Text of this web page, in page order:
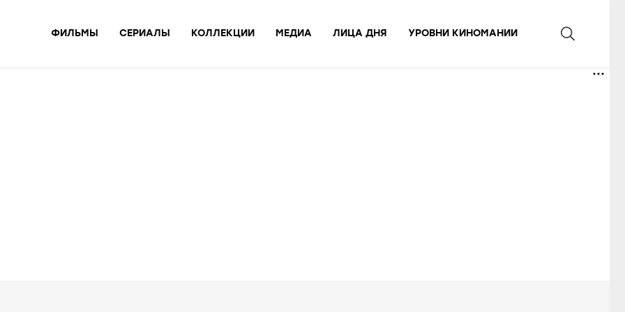
ФИЛЬМЫ СЕРИАЛЫ КОЛЛЕКЦИИ МЕДИА ЛИЦА ДНЯ УРОВНИ КИНОМАНИИ